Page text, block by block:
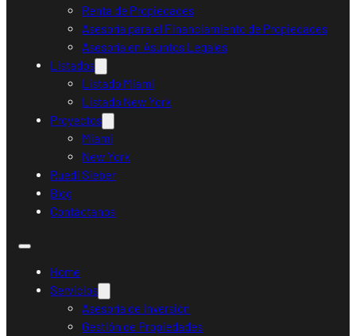
Renta de Propiedades
Asesoría para el Financiamiento de Propiedades
Asesoría en Asuntos Legales
Listados
Listado Miami
Listado New York
Proyectos
Miami
New York
Ruedi Sieber
Blog
Contáctanos
Home
Servicios
Asesoría de Inversión
Gestión de Propiedades